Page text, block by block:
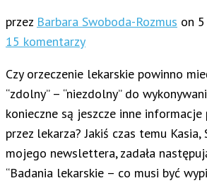
przez Barbara Swoboda-Rozmus on
15 komentarzy
Czy orzeczenie lekarskie powinno
“zdolny” – “niezdolny” do
konieczne są jeszcze inne informacje
przez lekarza? Jakiś czas temu Kasia,
mojego newslettera, zadała
“Badania lekarskie – co musi być